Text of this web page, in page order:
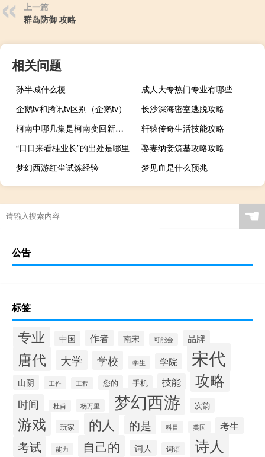
上一篇
群岛防御 攻略
相关问题
孙半城什么梗
成人大专热门专业有哪些
企鹅tv和腾讯tv区别（企鹅tv）
长沙深海密室逃脱攻略
柯南中哪几集是柯南变回新一的
轩辕传奇生活技能攻略
“日日来看桂业长”的出处是哪里
娶妻纳妾筑基攻略攻略
梦幻西游红尘试炼经验
梦见血是什么预兆
☚
公告
标签
专业 中国 作者 南宋 可能会 品牌
唐代 大学 学校 学生 学院 宋代
山阴 工作 工程 您的 手机 技能 攻略
时间 杜甫 杨万里 梦幻西游 次韵
游戏 玩家 的人 的是 科目 美国 考生
考试 能力 自己的 词人 词语 诗人